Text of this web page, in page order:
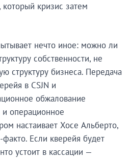
кризис затем
нечто иное: можно ли
собственности, не
структуру бизнеса. Передача
в CSJN и
обжалование
и операционное
настаивает Хосе Альберто,
Если кверейя будет
устоит в кассации —